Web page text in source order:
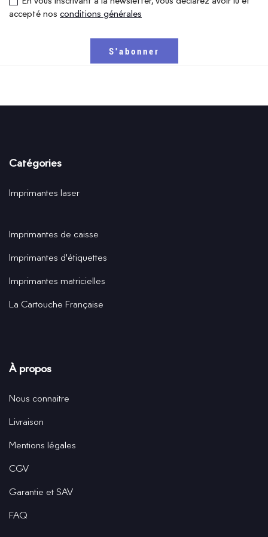
accepté nos conditions générales
Catégories
Imprimantes laser
Imprimantes de caisse
Imprimantes d'étiquettes
Imprimantes matricielles
La Cartouche Française
À propos
Nous connaitre
Livraison
Mentions légales
CGV
Garantie et SAV
FAQ